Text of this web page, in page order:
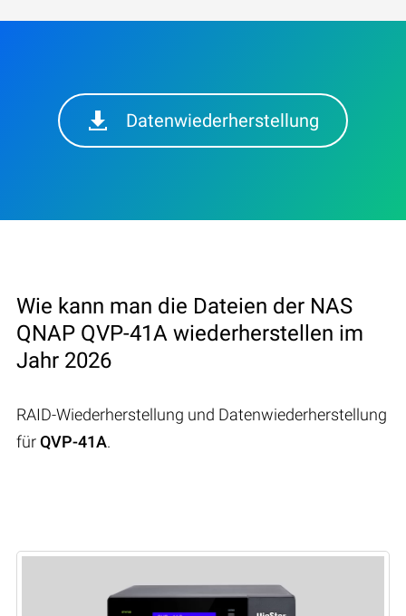
Datenwiederherstellung
Wie kann man die Dateien der NAS
QNAP QVP-41A wiederherstellen im
Jahr 2026
RAID-Wiederherstellung und Datenwiederherstellung
fürQVP-41A.